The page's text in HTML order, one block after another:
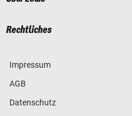
Rechtliches
Impressum
AGB
Datenschutz